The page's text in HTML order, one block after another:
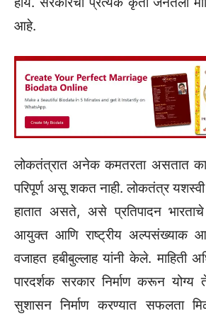
आहे.
लोकतंत्रात अनेक कमतरता असतात
परिपूर्ण असू शकत नाही. लोकतंत्र
हातात असते, असे प्रतिपादन भारताचे
आयुक्त आणि राष्ट्रीय अल्पसंख्याक
वजाहत हबीबुल्लाह यांनी केले. माहिती
पारदर्शक सरकार निर्माण करून
सुशासन निर्माण करण्यात सफलता